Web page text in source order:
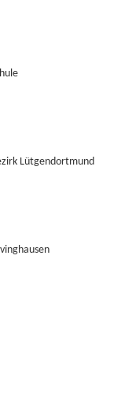
Lütgendortmund